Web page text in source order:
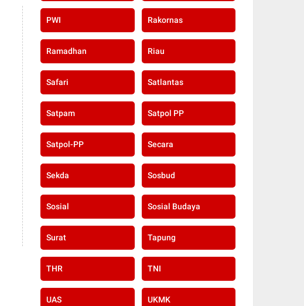
PWI Rakornas
Ramadhan Riau
Safari Satlantas
Satpam Satpol PP
Satpol-PP Secara
Sekda Sosbud
Sosial Sosial Budaya
Surat Tapung
THR TNI
UAS UKMK